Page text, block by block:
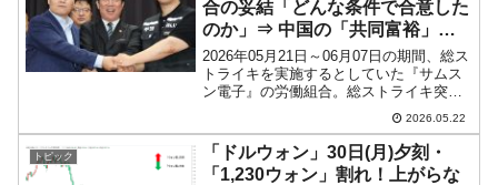
合の妥結「どんな条件で合意した
のか」⇒ 中国の「共同富裕」に
近づいている！
2026年05月21日～06月07日の期間、総ス
トライキを実施するとしていた『サムス
ン電子』の労働組合。総ストライキ突入
寸前、雇用労働部長官が直に調整に乗り
出し、労使間で劇的な妥協が行われまし
た。韓国内でも強欲で餓鬼のような労働
組合に対する...
2026.05.22
トピック
「ドルウォン」30日(月)夕刻・
「1,230ウォン」割れ！上がらな